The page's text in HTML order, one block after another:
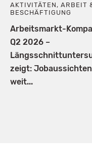
AKTIVITÄTEN ,ARBEIT
BESCHÄFTIGUNG
Arbeitsmarkt-
Q2 2026 –
zeigt: Jobaussichten
weit...